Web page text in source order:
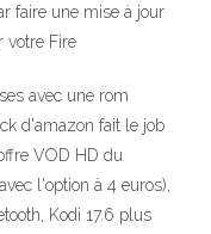
faire une mise à jour
votre Fire
avec une rom
d'amazon fait le job
VOD HD du
l'option à 4 euros),
Kodi 17.6 plus